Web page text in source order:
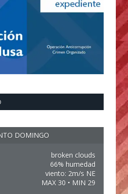
DOMINGO
broken clouds
66% humedad
viento: 2m/s NE
MAX 30 • MIN 29